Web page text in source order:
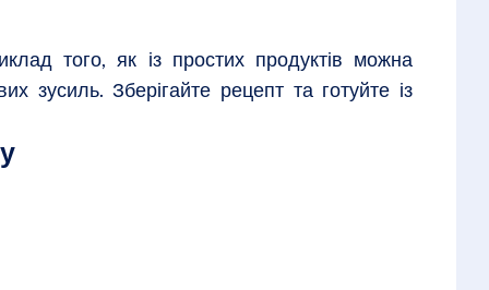
того, як із простих продуктів можна
зусиль. Зберігайте рецепт та готуйте із